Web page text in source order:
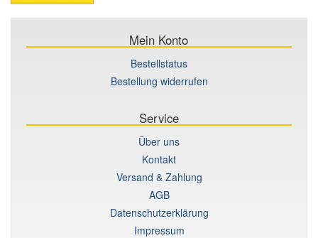
Mein Konto
Bestellstatus
Bestellung widerrufen
Service
Über uns
Kontakt
Versand & Zahlung
AGB
Datenschutzerklärung
Impressum